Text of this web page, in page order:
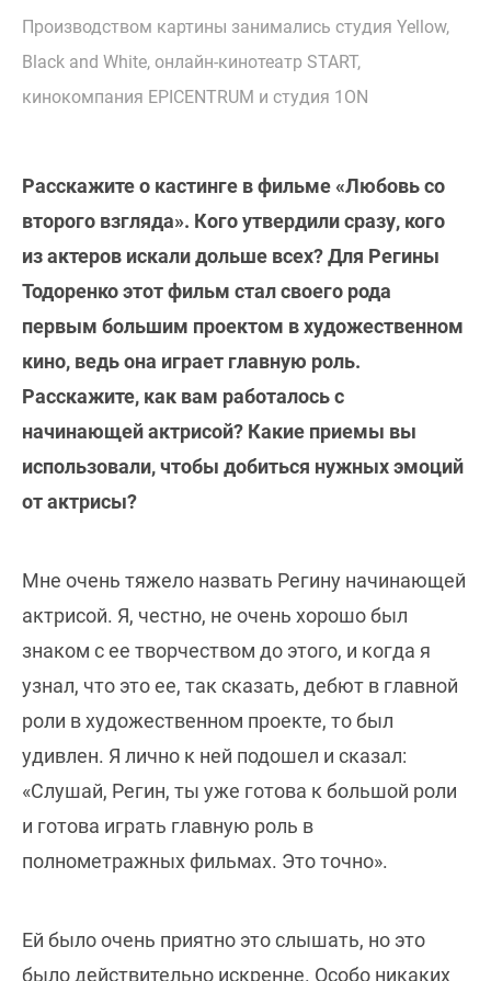
Производством картины занимались студия Yellow,
Black and White, онлайн-кинотеатр START,
кинокомпания EPICENTRUM и студия 1ON
Расскажите о кастинге в фильме «Любовь со
второго взгляда». Кого утвердили сразу, кого
из актеров искали дольше всех? Для Регины
Тодоренко этот фильм стал своего рода
первым большим проектом в художественном
кино, ведь она играет главную роль.
Расскажите, как вам работалось с
начинающей актрисой? Какие приемы вы
использовали, чтобы добиться нужных эмоций
от актрисы?
Мне очень тяжело назвать Регину начинающей
актрисой. Я, честно, не очень хорошо был
знаком с ее творчеством до этого, и когда я
узнал, что это ее, так сказать, дебют в главной
роли в художественном проекте, то был
удивлен. Я лично к ней подошел и сказал:
«Слушай, Регин, ты уже готова к большой роли
и готова играть главную роль в
полнометражных фильмах. Это точно».
Ей было очень приятно это слышать, но это
было действительно искренне. Особо никаких